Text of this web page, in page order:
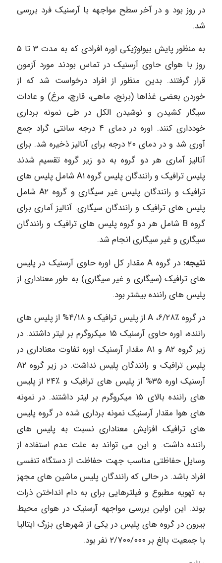
در روز بود و در آخر سطح مواجهه با آرسنیک فرد بررسی
شد.
به منظور پایش بیولوژیکی اوره افرادی که به مدت ۳ تا ۵
روز با هوای حاوی آرسنیک در تماس بودند مورد آزمون
قرار گرفتند. بدین منظور از افراد درخواست شد که از
خوردن بعضی غذاها (برنج، ماهی، قارچ، مرغ) و عادات
سیگار کشیدن و نوشیدن الکل در طی نمونه برداری
خودداری کنند. اوره در دمای ۴ درجه سانتی گراد جمع
آوری شد و در دمای ۲۰ درجه برای آنالیز ذخیره شد. برای
آنالیز آماری هر دو گروه به دو زیر گروه تقسیم شدند
پلیس ترافیک و رانندگان پلیس گروه A۱ شامل پلیس های
ترافیک و رانندگان پلیس غیر سیگاری و گروه A۲ شامل
پلیس های ترافیک و رانندگان سیگاری. آنالیز آماری برای
گروه B شامل هر دو گروه پلیس های ترافیک و رانندگان
سیگاری و غیر سیگاری انجام شد.
نتیجه:
در گروه A مقدار کل اوره حاوی آرسنیک در پلیس
های ترافیک (سیگاری و غیر سیگاری) به طور معناداری از
پلیس های راننده بیشتر بود.
در گروه ٪A ،۶/۲۸ از پلیس ترافیک و ۴/۱۸% از پلیس های
راننده، اوره حاوی آرسنیک ۱۵ میکروگرم بر لیتر داشتند. در
زیر گروه A۲ و A۱ مقدار آرسنیک اوره تفاوت معناداری در
پلیس ترافیک و رانندگان پلیس نداشت. در زیر گروه A۲
آرسنیک اوره ۳۵% از پلیس های ترافیک و ٪۲۴ از پلیس
های راننده بالای ۱۵ میکروگرم بر لیتر داشتند. در نمونه
های هوا مقدار آرسنیک نمونه برداری شده در گروه پلیس
های ترافیک افزایش معناداری نسبت به پلیس های
راننده داشت. و این می تواند به علت عدم استفاده از
وسایل حفاظتی مناسب جهت حفاظت از دستگاه تنفسی
افراد باشد. در حالی که رانندگان پلیس ماشین های مجهز
به تهویه مطبوع و فیلترهایی برای به دام انداختن ذرات
بوند. این اولین بررسی مواجهه آرسنیک در هوای محیط
بیرون در گروه های پلیس در یکی از شهرهای بزرگ ایتالیا
با جمعیت بالغ بر ۲/۷۰۰/۰۰۰ نفر بود.